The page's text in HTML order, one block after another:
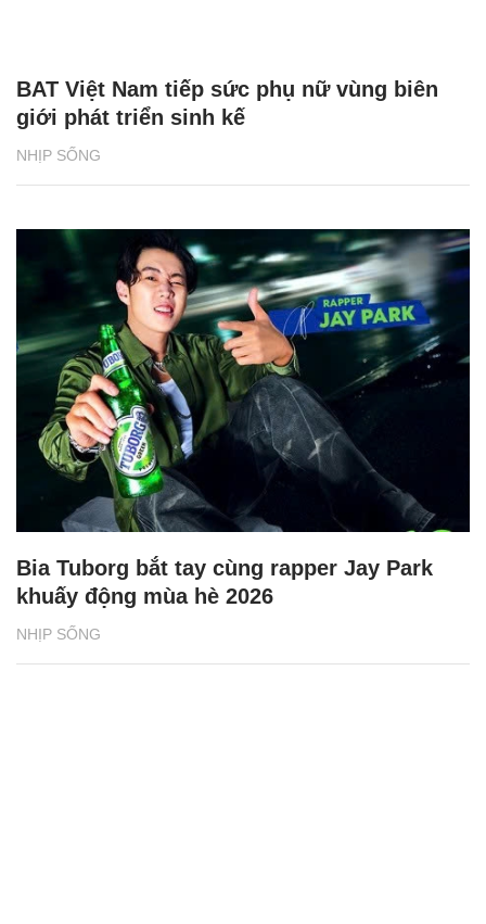
NHỊP SỐNG
BAT Việt Nam tiếp sức phụ nữ vùng biên
giới phát triển sinh kế
NHỊP SỐNG
Bia Tuborg bắt tay cùng rapper Jay Park
khuấy động mùa hè 2026